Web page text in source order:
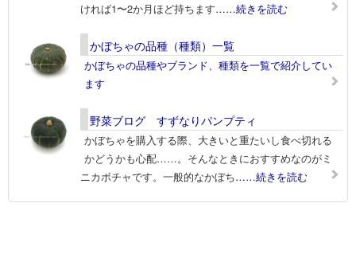
ければ1〜2か月ほど持ちます……続きを読む
かぼちゃの品種（種類）一覧
かぼちゃの品種やブランド、種類を一覧で紹介してい
ます
野菜ブログ すずなりパンプティ
かぼちゃを購入する際、大きいと重たいし食べ切れる
かどうかも心配……。そんなときにおすすめなのがミ
ニカボチャです。一般的なかぼち……続きを読む